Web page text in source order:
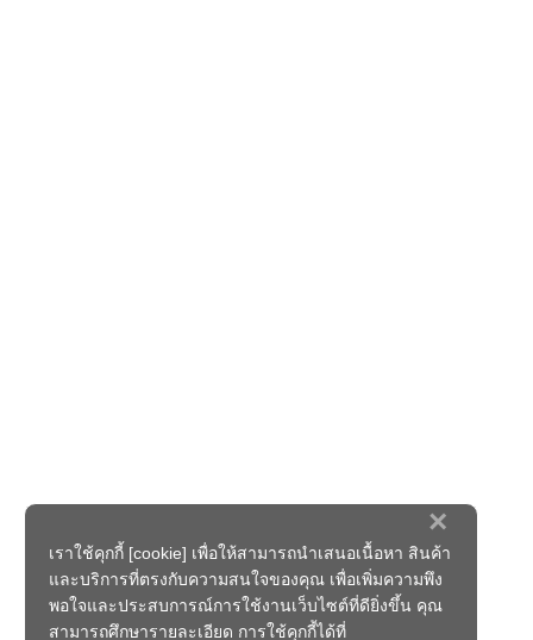
×
เราใช้คุกกี้ [cookie] เพื่อให้สามารถนำเสนอเนื้อหา สินค้า
และบริการที่ตรงกับความสนใจของคุณ เพื่อเพิ่มความพึง
พอใจและประสบการณ์การใช้งานเว็บไซต์ที่ดียิ่งขึ้น คุณ
สามารถศึกษารายละเอียด การใช้คุกกี้ได้ที่